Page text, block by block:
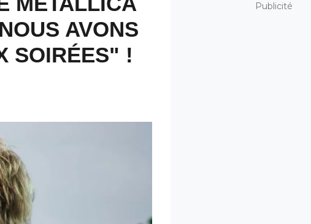
AVONS
SOIRÉES" !
Publicité